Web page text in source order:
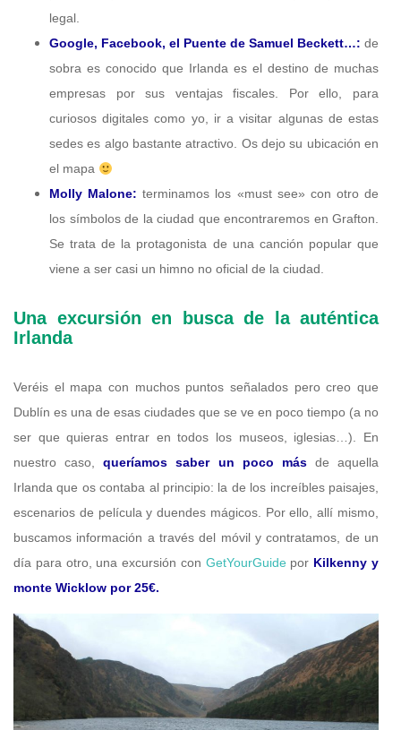
legal.
Google, Facebook, el Puente de Samuel Beckett…: de
sobra es conocido que Irlanda es el destino de muchas
empresas por sus ventajas fiscales. Por ello, para
curiosos digitales como yo, ir a visitar algunas de estas
sedes es algo bastante atractivo. Os dejo su ubicación en
el mapa
Molly Malone: terminamos los «must see» con otro de
los símbolos de la ciudad que encontraremos en Grafton.
Se trata de la protagonista de una canción popular que
viene a ser casi un himno no oficial de la ciudad.
Una excursión en busca de la auténtica
Irlanda
Veréis el mapa con muchos puntos señalados pero creo que
Dublín es una de esas ciudades que se ve en poco tiempo (a no
ser que quieras entrar en todos los museos, iglesias…). En
nuestro caso,queríamos saber un poco más de aquella
Irlanda que os contaba al principio: la de los increíbles paisajes,
escenarios de película y duendes mágicos. Por ello, allí mismo,
buscamos información a través del móvil y contratamos, de un
día para otro, una excursión con GetYourGuide por Kilkenny y
monte Wicklow por 25€.